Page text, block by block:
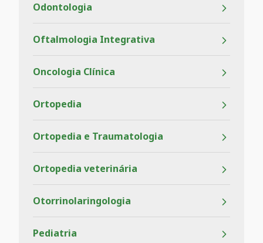
Odontologia
Oftalmologia Integrativa
Oncologia Clínica
Ortopedia
Ortopedia e Traumatologia
Ortopedia veterinária
Otorrinolaringologia
Pediatria